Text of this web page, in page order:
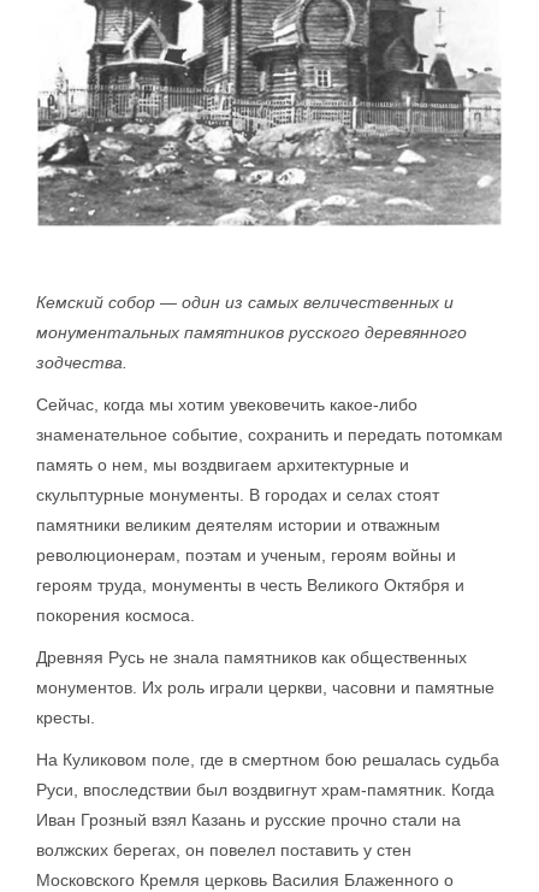
Кемский собор — один из самых величественных и
монументальных памятников русского деревянного
зодчества.
Сейчас, когда мы хотим увековечить какое-либо
знаменательное событие, сохранить и передать потомкам
память о нем, мы воздвигаем архитектурные и
скульптурные монументы. В городах и селах стоят
памятники великим деятелям истории и отважным
революционерам, поэтам и ученым, героям войны и
героям труда, монументы в честь Великого Октября и
покорения космоса.
Древняя Русь не знала памятников как общественных
монументов. Их роль играли церкви, часовни и памятные
кресты.
На Куликовом поле, где в смертном бою решалась судьба
Руси, впоследствии был воздвигнут храм-памятник. Когда
Иван Грозный взял Казань и русские прочно стали на
волжских берегах, он повелел поставить у стен
Московского Кремля церковь Василия Блаженного о